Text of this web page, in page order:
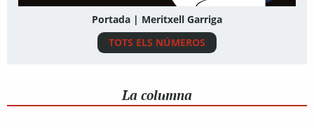
Portada | Meritxell Garriga
TOTS ELS NÚMEROS
La columna